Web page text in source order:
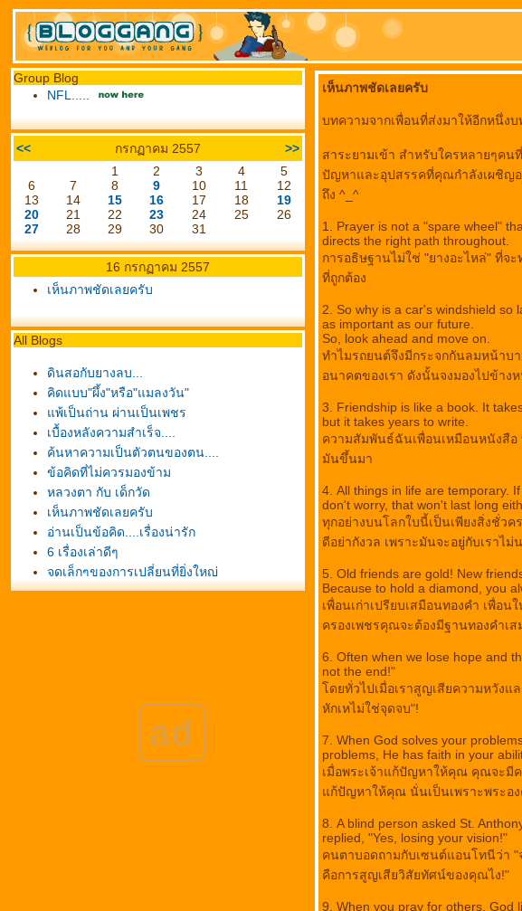
Group Blog
NFL.....
<< กรกฏาคม 2557
>>
1
2 3 4
5
6
7 8 9 10 11
12
13
14 15 16 17 18
19
20
21 22 23 24 25
26
27
28 29 30 31
16 กรกฏาคม 2557
เห็นภาพชัดเลยครับ
All Blogs
ดินสอกับยางลบ...
คิดแบบ"ผึ้ง"หรือ"แมลงวัน"
พ้เป็นถ่าน ผ่านเป็นเพชร
เบื้องหลังความสำเร็จ....
ค้นหาความเป็นตัวตนของตน....
ข้อคิดที่ไม่ควรมองข้าม
หลวงตา กับ เด็กวัด
เห็นภาพชัดเลยครับ
อ่านเป็นข้อคิด....เรื่องน่ารัก
6 เรื่องเล่าดีๆ
จุดเล็กๆของการเปลี่ยนที่ยิ่งใหญ่
เสียง"สะท้อน" กฎแห่งชีวิต
รวบรวมเพลงเกี่ยวกับพ่อหลวง
ad
เห็นภาพชัดเลยครับ
บทความจากเพื่อนที่ส่งมาให้อีกหนึ่ง
สาระยามเข้า สำหรับใครหลายๆคน
ปัญหาและอุปสรรคที่คุณกำลังเผชิญ
ถึง ^_^
1. Prayer is not a "spare wheel"
directs the right path throughout.
การอธิษฐานไม่ใช่ "ยางอะไหล่" ที่
ที่ถูกต้อง
2. So why is a car's windshield so
as important as our future.
So, look ahead and move on.
ทำไมรถยนต์จึงมีกระจกกันลมหน้าบ
อนาคตของเรา ดังนั้นจงมองไปข้าง
3. Friendship is like a book. It
but it takes years to write.
ความสัมพันธ์ฉันเพื่อนเหมือนหนังสือ
มันขึ้นมา
4. All things in life are temporary.
don't worry, that won't last long
ทุกอย่างบนโลกใบนี้เป็นเพียงสิ่งชั่ว
ดีอย่ากังวล เพราะมันจะอยู่กับเราไ
5. Old friends are gold! New
Because to hold a diamond, you
เพื่อนเก่าเปรียบเสมือนทองคำ เพื่อ
ครองเพชรคุณจะต้องมีฐานทองคำเส
6. Often when we lose hope and
not the end!"
ดยทั่วไปเมื่อเราสูญเสียความหวังแ
หักเหไม่ใช่จุดจบ"!
7. When God solves your
problems, He has faith in your
เมื่อพระเจ้าแก้ปัญหาให้คุณ คุณจะมี
ก้ปัญหาให้คุณ นั่นเป็นเพราะพระอ
8. A blind person asked St.
replied, "Yes, losing your vision!"
คนตาบอดถามกับเซนต์แอนโทนีว่า "
คือการสูญเสียวิสัยทัศน์ของคุณไง!"
9. When you pray for others, God